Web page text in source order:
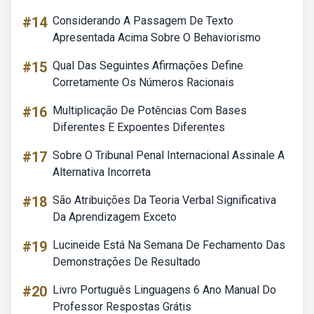
#14 Considerando A Passagem De Texto
Apresentada Acima Sobre O Behaviorismo
#15 Qual Das Seguintes Afirmações Define
Corretamente Os Números Racionais
#16 Multiplicação De Potências Com Bases
Diferentes E Expoentes Diferentes
#17 Sobre O Tribunal Penal Internacional Assinale A
Alternativa Incorreta
#18 São Atribuições Da Teoria Verbal Significativa
Da Aprendizagem Exceto
#19 Lucineide Está Na Semana De Fechamento Das
Demonstrações De Resultado
#20 Livro Português Linguagens 6 Ano Manual Do
Professor Respostas Grátis